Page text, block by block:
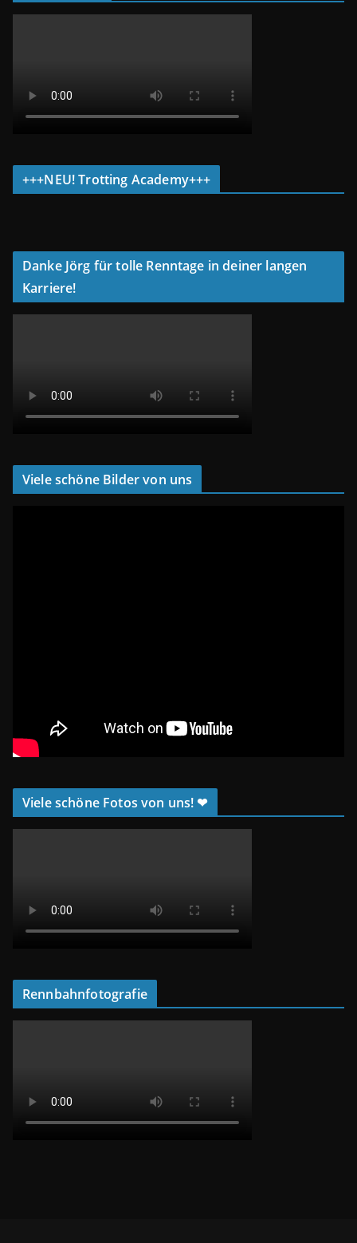
+++NEU! Trotting Academy+++
Danke Jörg für tolle Renntage in deiner langen
Karriere!
Viele schöne Bilder von uns
Viele schöne Fotos von uns! ❤
Rennbahnfotografie